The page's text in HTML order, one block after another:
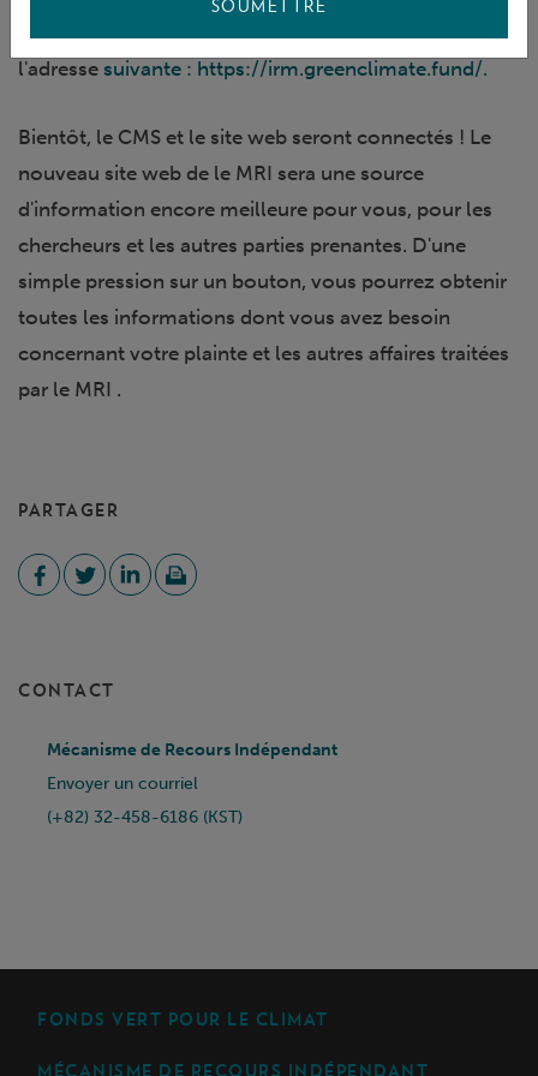
documents de base ! Vous pouvez consulter ce site à
l'adresse suivante : https://irm.greenclimate.fund/.
Bientôt, le CMS et le site web seront connectés ! Le
nouveau site web de le MRI sera une source
d'information encore meilleure pour vous, pour les
chercheurs et les autres parties prenantes. D'une
simple pression sur un bouton, vous pourrez obtenir
toutes les informations dont vous avez besoin
concernant votre plainte et les autres affaires traitées
par le MRI .
PARTAGER
CONTACT
Mécanisme de Recours Indépendant
Envoyer un courriel
(+82) 32-458-6186 (KST)
FONDS VERT POUR LE CLIMAT
MÉCANISME DE RECOURS INDÉPENDANT
SOUMETTRE